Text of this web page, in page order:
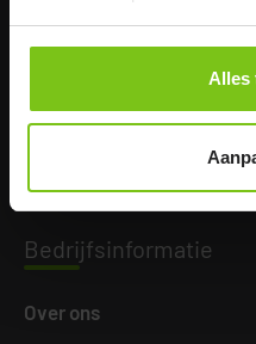
Alles
Human Care NL
8076 PA Vierhouten
Bedrijfsinformatie
Over ons